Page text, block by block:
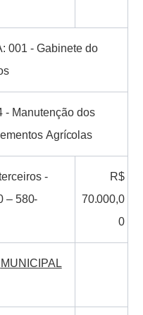
001 - Gabinete do
- Manutenção dos
Agrícolas
-
–580-
R$
70.000,0
0
MUNICIPAL